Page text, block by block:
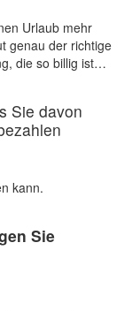
Urlaub mehr
genau der richtige
die so billig ist…
Sie davon
kann.
Sie